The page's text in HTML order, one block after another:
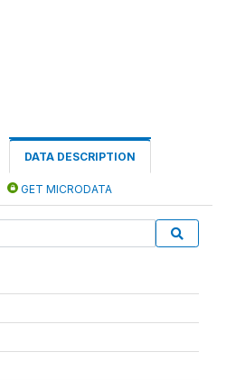
DATA DESCRIPTION
GET MICRODATA